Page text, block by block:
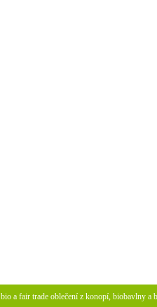
bio a fair trade oblečení z konopí, biobavlny a